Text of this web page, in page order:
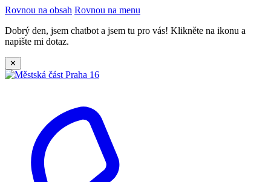
Rovnou na obsah Rovnou na menu
Dobrý den, jsem chatbot a jsem tu pro vás! Klikněte na ikonu a
napište mi dotaz.
✕